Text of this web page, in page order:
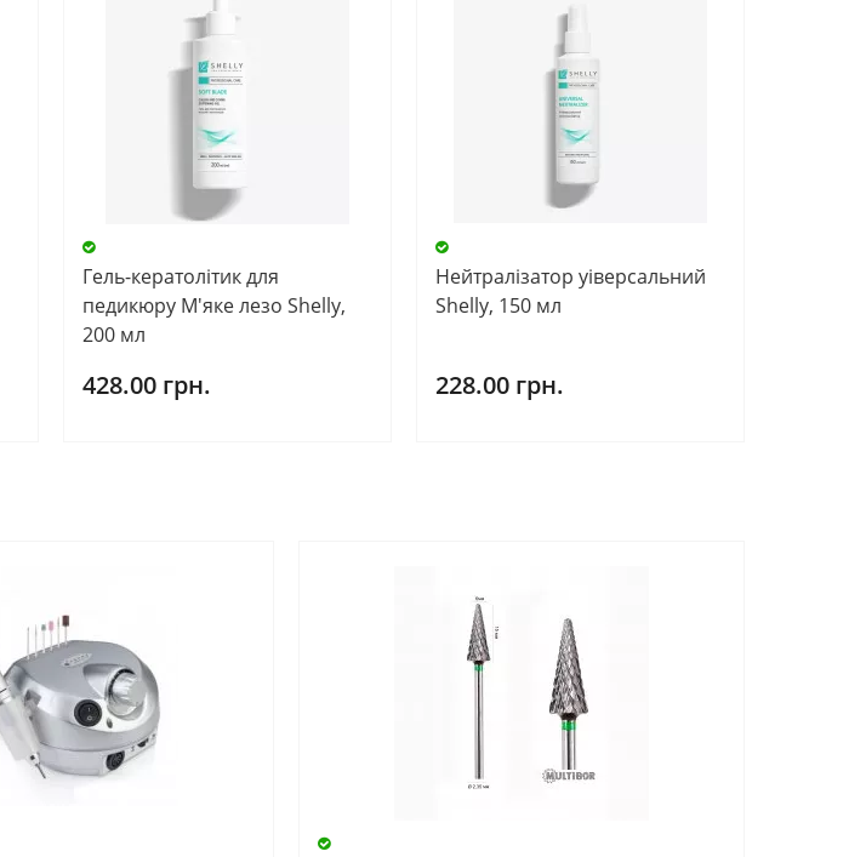
Гель-кератолітик для
педикюру М'яке лезо Shelly,
200 мл
428.00 грн.
Нейтралізатор уіверсальний
Shelly, 150 мл
228.00 грн.